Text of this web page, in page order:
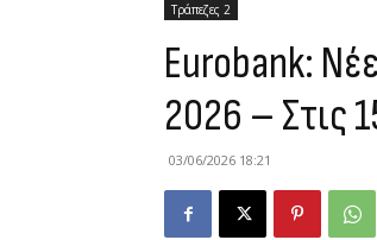
Τράπεζες 2
Eurobank:
2026 – Στις
03/06/2026 18:21